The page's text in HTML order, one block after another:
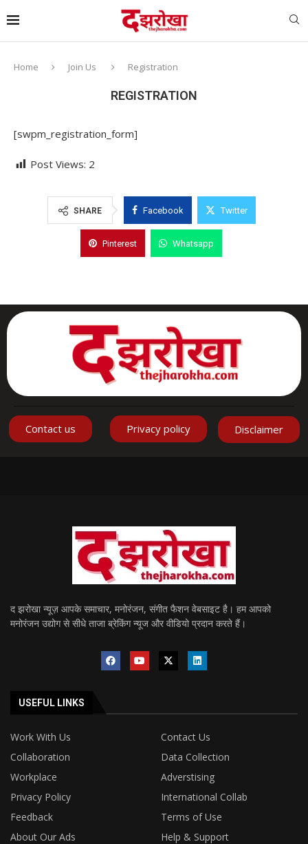
Home Join Us Registration
REGISTRATION
[swpm_registration_form]
Post Views: 2
SHARE Facebook Twitter
Pinterest Whatsapp
Contact us Privacy policy Disclaimer
द झरोखा न्यूज़ आपके समाचार, मनोरंजन, संगीत फैशन वेबसाइट है। हम आपको
मनोरंजन उद्योग से सीधे ताजा ब्रेकिंग न्यूज और वीडियो प्रदान करते हैं।
USEFUL LINKS
Work With Us
Contact Us
Collaboration
Data Collection
Workplace
Adverstising
Privacy Policy
International Collab
Feedback
Terms of Use
About Our Ads
Help & Support